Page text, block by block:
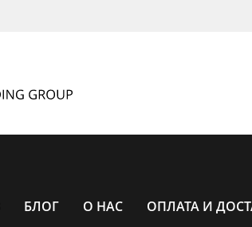
БЛОГ О НАС ОПЛАТА И